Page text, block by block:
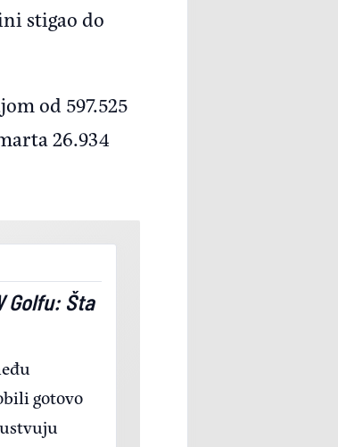
stigao do
od 597.525
26.934
Golfu: Šta
gotovo